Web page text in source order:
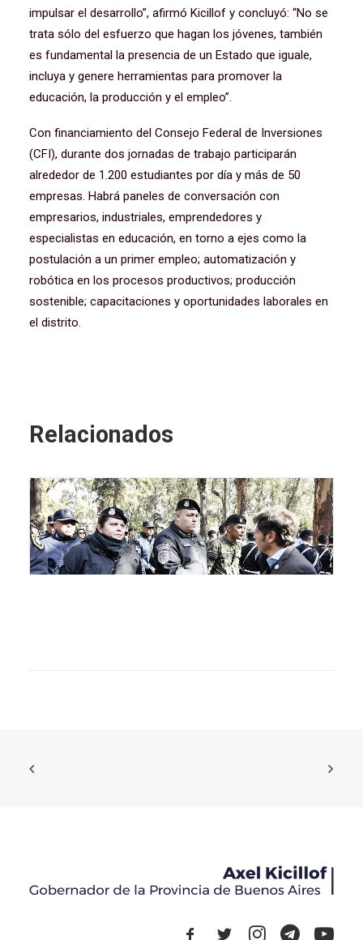
impulsar el desarrollo”, afirmó Kicillof y concluyó: “No se
trata sólo del esfuerzo que hagan los jóvenes, también
es fundamental la presencia de un Estado que iguale,
incluya y genere herramientas para promover la
educación, la producción y el empleo”.
Con financiamiento del Consejo Federal de Inversiones
(CFI), durante dos jornadas de trabajo participarán
alrededor de 1.200 estudiantes por día y más de 50
empresas. Habrá paneles de conversación con
empresarios, industriales, emprendedores y
especialistas en educación, en torno a ejes como la
postulación a un primer empleo; automatización y
robótica en los procesos productivos; producción
sostenible; capacitaciones y oportunidades laborales en
el distrito.
Relacionados